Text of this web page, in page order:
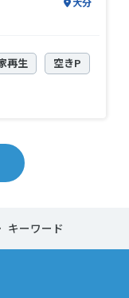
大分
再生 空きP
キーワード